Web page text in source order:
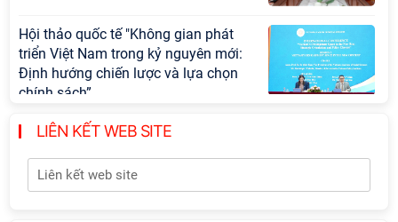
Hội thảo quốc tế "Không gian phát
triển Việt Nam trong kỷ nguyên mới:
Định hướng chiến lược và lựa chọn
chính sách”
Khai quật công trường khai thác đá
Tôn
LIÊN KẾT WEB SITE